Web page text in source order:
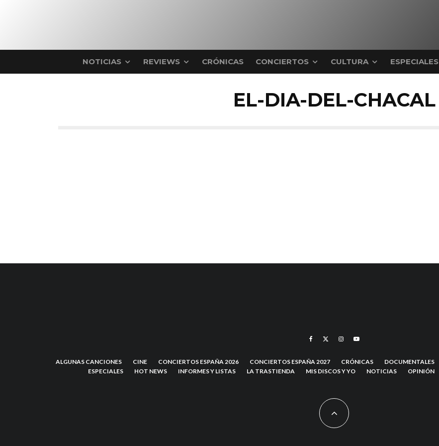
NOTICIAS REVIEWS CRÓNICAS CONCIERTOS CULTURA ESPECIALES
EL-DIA-DEL-CHACAL
ALGUNAS CANCIONES CINE CONCIERTOS ESPAÑA 2026 CONCIERTOS ESPAÑA 2027 CRÓNICAS DOCUMENTALES
ESPECIALES
HOT NEWS INFORMES Y LISTAS LA TRASTIENDA MIS DISCOS Y YO NOTICIAS OPINIÓN